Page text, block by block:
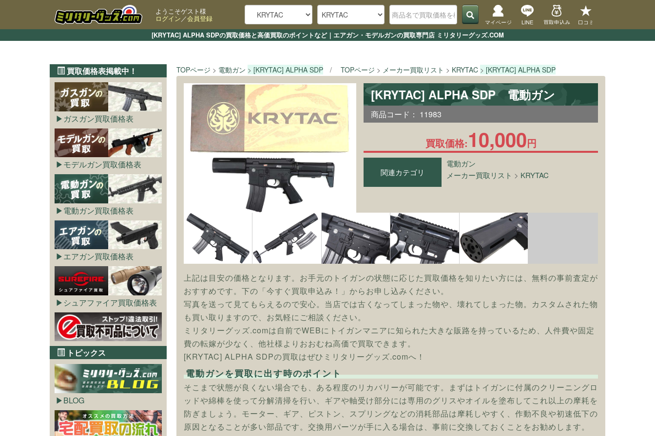
[KRYTAC] ALPHA SDPの買取価格と高価買取のポイントなど｜エアガン・モデルガンの買取専門店 ミリタリーグッズ.COM
ようこそゲスト様
ログイン／会員登録 マイページ LINE 買取申込み 口コミ
TOPページ 電動ガン [KRYTAC] ALPHA SDP TOPページ メーカー買取リスト KRYTAC [KRYTAC] ALPHA SDP
[KRYTAC] ALPHA SDP 電動ガン
商品コード： 11983
買取価格:10,000円
関連カテゴリ
電動ガン
メーカー買取リスト > KRYTAC
上記は目安の価格となります。お手元のトイガンの状態に応じた買取価格を知りたい方には、無料の事前査定が
おすすめです。下の「今すぐ買取申込み！」からお申し込みください。
写真を送って見てもらえるので安心。当店では古くなってしまった物や、壊れてしまった物。カスタムされた物
も買い取りますので、お気軽にご相談ください。
ミリタリーグッズ.comは自前でWEBにトイガンマニアに知られた大きな販路を持っているため、人件費や固定
費の転嫁が少なく、他社様よりおおむね高価で買取できます。
[KRYTAC] ALPHA SDPの買取はぜひミリタリーグッズ.comへ！
電動ガンを買取に出す時のポイント
そこまで状態が良くない場合でも、ある程度のリカバリーが可能です。まずはトイガンに付属のクリーニングロ
ッドや綿棒を使って分解清掃を行い、ギアや軸受け部分には専用のグリスやオイルを塗布してこれ以上の摩耗を
防ぎましょう。モーター、ギア、ピストン、スプリングなどの消耗部品は摩耗しやすく、作動不良や初速低下の
原因となることが多い部品です。交換用パーツが手に入る場合は、事前に交換しておくことをお勧めします。
買取価格表掲載中！
ガスガン買取価格表
モデルガン買取価格表
電動ガン買取価格表
エアガン買取価格表
シュアファイア買取価格表
トピックス
BLOG